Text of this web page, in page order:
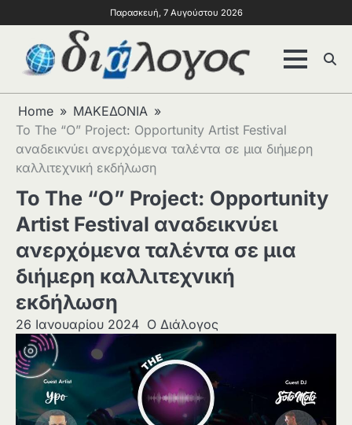
Παρασκευή, 7 Αυγούστου 2026
Home
ΜΑΚΕΔΟΝΙΑ
Το The “O” Project: Opportunity Artist Festival
αναδεικνύει ανερχόμενα ταλέντα σε μια διήμερη
καλλιτεχνική εκδήλωση
Το The “O” Project: Opportunity
Artist Festival αναδεικνύει
ανερχόμενα ταλέντα σε μια
διήμερη καλλιτεχνική
εκδήλωση
26 Ιανουαρίου 2024 Ο Διάλογος